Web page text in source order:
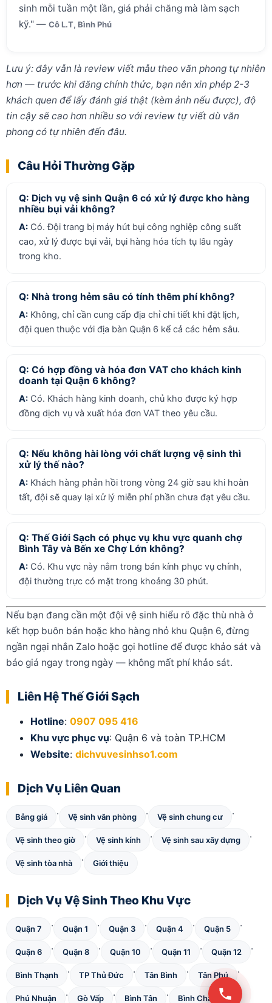
sinh mỗi tuần một lần, giá phải chăng mà làm sạch
kỹ." — Cô L.T, Bình Phú
Lưu ý: đây vẫn là review viết mẫu theo văn phong tự nhiên
hơn — trước khi đăng chính thức, bạn nên xin phép 2-3
khách quen để lấy đánh giá thật (kèm ảnh nếu được), độ
tin cậy sẽ cao hơn nhiều so với review tự viết dù văn
phong có tự nhiên đến đâu.
Câu Hỏi Thường Gặp
Q: Dịch vụ vệ sinh Quận 6 có xử lý được kho hàng
nhiều bụi vải không?
A: Có. Đội trang bị máy hút bụi công nghiệp công suất
cao, xử lý được bụi vải, bụi hàng hóa tích tụ lâu ngày
trong kho.
Q: Nhà trong hẻm sâu có tính thêm phí không?
A: Không, chỉ cần cung cấp địa chỉ chi tiết khi đặt lịch,
đội quen thuộc với địa bàn Quận 6 kể cả các hẻm sâu.
Q: Có hợp đồng và hóa đơn VAT cho khách kinh
doanh tại Quận 6 không?
A: Có. Khách hàng kinh doanh, chủ kho được ký hợp
đồng dịch vụ và xuất hóa đơn VAT theo yêu cầu.
Q: Nếu không hài lòng với chất lượng vệ sinh thì
xử lý thế nào?
A: Khách hàng phản hồi trong vòng 24 giờ sau khi hoàn
tất, đội sẽ quay lại xử lý miễn phí phần chưa đạt yêu cầu.
Q: Thế Giới Sạch có phục vụ khu vực quanh chợ
Bình Tây và Bến xe Chợ Lớn không?
A: Có. Khu vực này nằm trong bán kính phục vụ chính,
đội thường trực có mặt trong khoảng 30 phút.
Nếu bạn đang cần một đội vệ sinh hiểu rõ đặc thù nhà ở
kết hợp buôn bán hoặc kho hàng nhỏ khu Quận 6, đừng
ngần ngại nhắn Zalo hoặc gọi hotline để được khảo sát và
báo giá ngay trong ngày — không mất phí khảo sát.
Liên Hệ Thế Giới Sạch
Hotline: 0907 095 416
Khu vực phục vụ: Quận 6 và toàn TP.HCM
Website: dichvuvesinhso1.com
Dịch Vụ Liên Quan
Bảng giá · Vệ sinh văn phòng · Vệ sinh chung cư ·
Vệ sinh theo giờ · Vệ sinh kính · Vệ sinh sau xây dựng ·
Vệ sinh tòa nhà · Giới thiệu
Dịch Vụ Vệ Sinh Theo Khu Vực
Quận 7 · Quận 1 · Quận 3 · Quận 4 · Quận 5 ·
Quận 6 · Quận 8 · Quận 10 · Quận 11 · Quận 12 ·
Bình Thạnh · TP Thủ Đức · Tân Bình · Tân Phú ·
Phú Nhuận · Gò Vấp · Bình Tân · Bình Chánh ·